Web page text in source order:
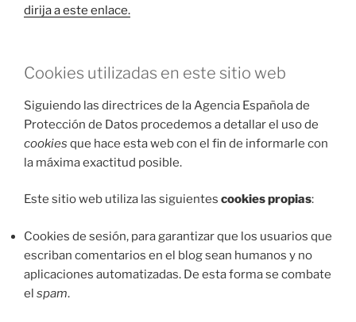
dirija a este enlace.
Cookies utilizadas en este sitio web
Siguiendo las directrices de la Agencia Española de
Protección de Datos procedemos a detallar el uso de
cookies que hace esta web con el fin de informarle con
la máxima exactitud posible.
Este sitio web utiliza las siguientes cookies propias:
Cookies de sesión, para garantizar que los usuarios que
escriban comentarios en el blog sean humanos y no
aplicaciones automatizadas. De esta forma se combate
el spam.